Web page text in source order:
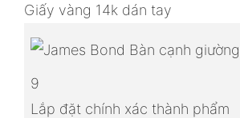
Giấy vàng 14k dán tay
9
Lắp đặt chính xác thành phẩm